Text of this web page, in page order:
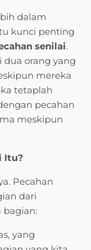
dalam
kunci penting
senilai.
dua orang yang
mereka
tetaplah
pecahan
meskipun
Itu?
Pecahan
dari
bagian:
yang